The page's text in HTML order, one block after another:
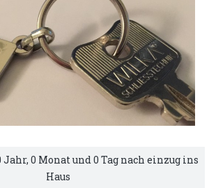
0 Monat und 0 Tag nach einzug ins
Haus